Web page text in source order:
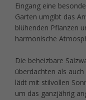
Eingang eine
Garten umgibt das
blühenden Pflanzen
harmonische
Die beheizbare
überdachten als
lädt mit stilvollen
um das ganzjährig